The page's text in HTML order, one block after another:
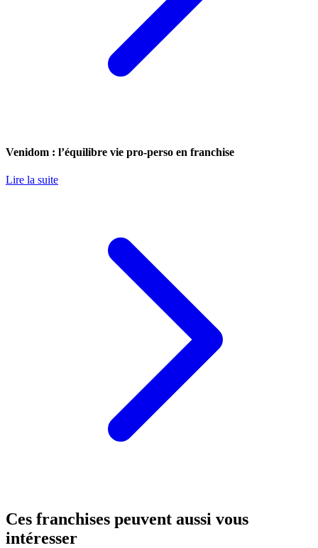
Venidom : l’équilibre vie pro-perso en franchise
Lire la suite
Ces franchises peuvent aussi vous
intéresser